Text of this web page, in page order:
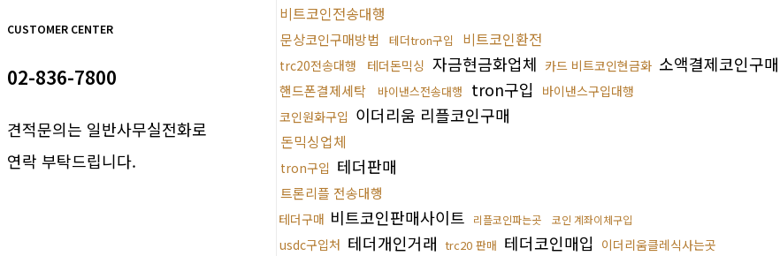
CUSTOMER CENTER
02-836-7800
견적문의는 일반사무실전화로
연락 부탁드립니다.
비트코인전송대행
문상코인구매방법 테더tron구입 비트코인환전
trc20전송대행 테더돈믹싱 자금현금화업체 카드 비트코인현금화 소액결제코인구매
핸드폰결제세탁 바이낸스전송대행 tron구입
바이낸스구입대행
코인원화구입 이더리움 리플코인구매
돈믹싱업체
tron구입 테더판매
트론리플 전송대행
테더구매 비트코인판매사이트 리플코인파는곳 코인 계좌이체구입
usdc구입처 테더개인거래 trc20 판매 테더코인매입 이더리움클레식사는곳